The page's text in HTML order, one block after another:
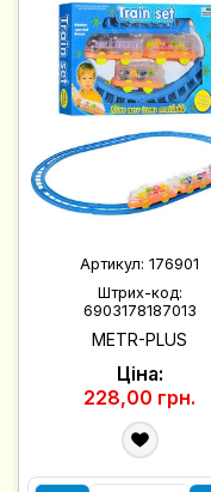
Артикул: 176901
Штрих-код:
6903178187013
METR-PLUS
Ціна:
228,00 грн.